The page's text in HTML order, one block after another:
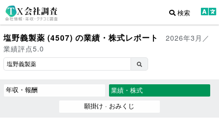
検索
塩野義製薬 (4507) の業績・株式レポート
2026年3月／
業績評点5.0
年収・報酬
業績・株式
願掛け · おみくじ